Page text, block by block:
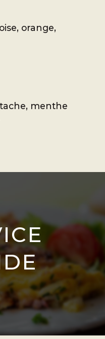
orange,
menthe